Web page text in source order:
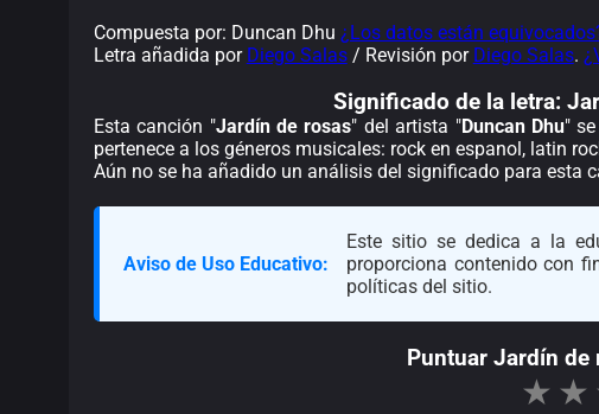
Compuesta por: Duncan Dhu ¿Los datos están
Letra añadida por Diego Salas/ Revisión por Diego Salas.
Significado de la letra:
Esta canción "Jardín de rosas" del artista "Duncan Dhu"
pertenece a los géneros musicales: rock en espanol, latin
Aún no se ha añadido un análisis del significado para esta
Aviso de Uso Educativo:
Este sitio se dedica a la
proporciona contenido con
políticas del sitio.
Puntuar Jardín de
★ ★